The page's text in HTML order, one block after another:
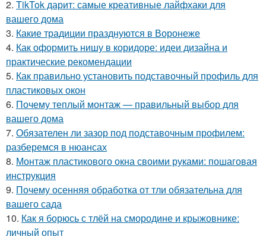
2. TikTok дарит: самые креативные лайфхаки для
вашего дома
3. Какие традиции празднуются в Воронеже
4. Как оформить нишу в коридоре: идеи дизайна и
практические рекомендации
5. Как правильно установить подставочный профиль для
пластиковых окон
6. Почему теплый монтаж — правильный выбор для
вашего дома
7. Обязателен ли зазор под подставочным профилем:
разберемся в нюансах
8. Монтаж пластикового окна своими руками: пошаговая
инструкция
9. Почему осенняя обработка от тли обязательна для
вашего сада
10. Как я борюсь с тлёй на смородине и крыжовнике:
личный опыт